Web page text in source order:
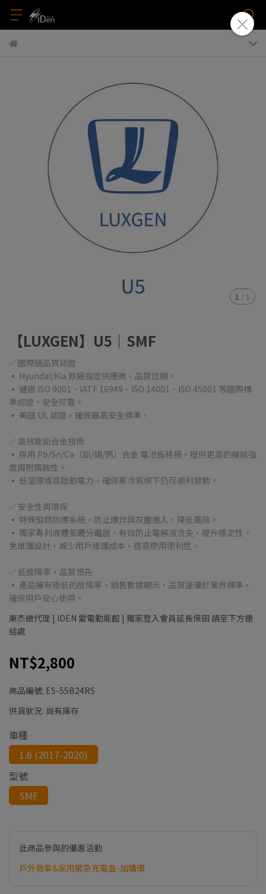
1 / 1
【LUXGEN】U5｜SMF
✅ 國際級品質認證
▪ Hyundai/Kia 原廠指定供應商，品質信賴。
▪ 通過 ISO 9001、IATF 16949、ISO 14001、ISO 45001 等國際標
準認證，安全可靠。
▪ 美國 UL 認證，確保最高安全標準。
✅ 高效能鉛合金技術
▪ 採用 Pb/Sn/Ca（鉛/錫/鈣）合金 電池板格柵，提供更高的機械強
度與耐腐蝕性。
▪ 低溫環境高啟動電力，確保寒冷氣候下仍可順利發動。
✅ 安全性與環保
▪ 特殊阻燃防爆系統，防止爆炸與灰塵進入，降低風險。
▪ 獨家專利液體氣體分離器，有效防止電解液流失，提升穩定性。
免維護設計，減少用戶維護成本，提高使用便利性。
✅ 低故障率，品質領先
▪ 產品擁有極低的故障率，銷售數據顯示，品質遠優於業界標準，
確保用戶安心使用。
東杰總代理 | IDEN 愛電動能館 | 獨家登入會員延長保固 請至下方連
結處
NT$2,800
商品編號: ES-55B24RS
供貨狀況: 尚有庫存
車種
1.6 (2017-2020)
型號
SMF
此商品參與的優惠活動
戶外救車&家用緊急充電盒-加購價